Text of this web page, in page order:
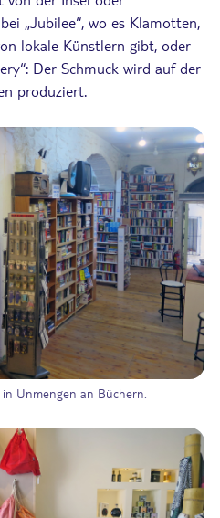
„Jubilee“, wo es Klamotten,
lokale Künstlern gibt, oder
Der Schmuck wird auf der
produziert.
Unmengen an Büchern.